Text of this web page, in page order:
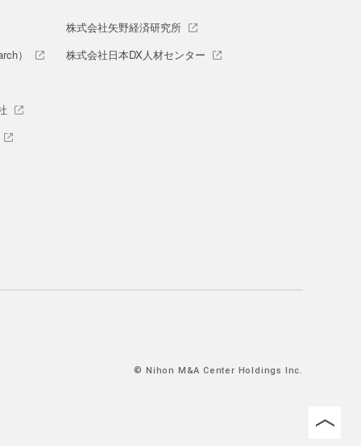
）
株式会社矢野経済研究所
株式会社日本DX人材センター
© Nihon M&A Center Holdings Inc.